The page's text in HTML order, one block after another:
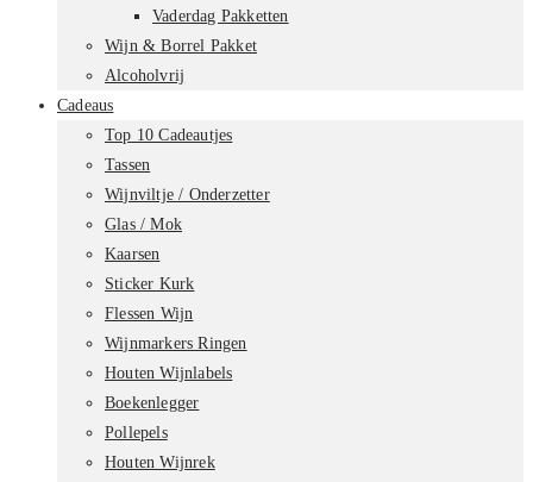
Vaderdag Pakketten
Wijn & Borrel Pakket
Alcoholvrij
Cadeaus
Top 10 Cadeautjes
Tassen
Wijnviltje / Onderzetter
Glas / Mok
Kaarsen
Sticker Kurk
Flessen Wijn
Wijnmarkers Ringen
Houten Wijnlabels
Boekenlegger
Pollepels
Houten Wijnrek